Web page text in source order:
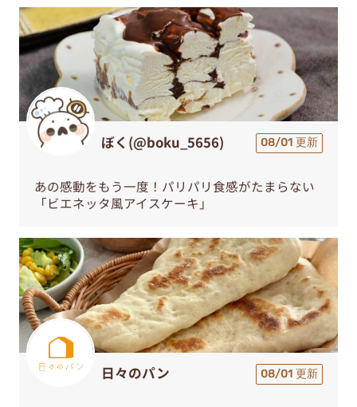
ぼく(@boku_5656) 08/01 更新
あの感動をもう一度！パリパリ食感がたまらない
「ビエネッタ風アイスケーキ」
日々のパン 08/01 更新